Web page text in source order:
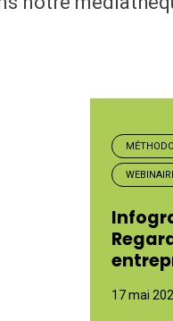
17 mai